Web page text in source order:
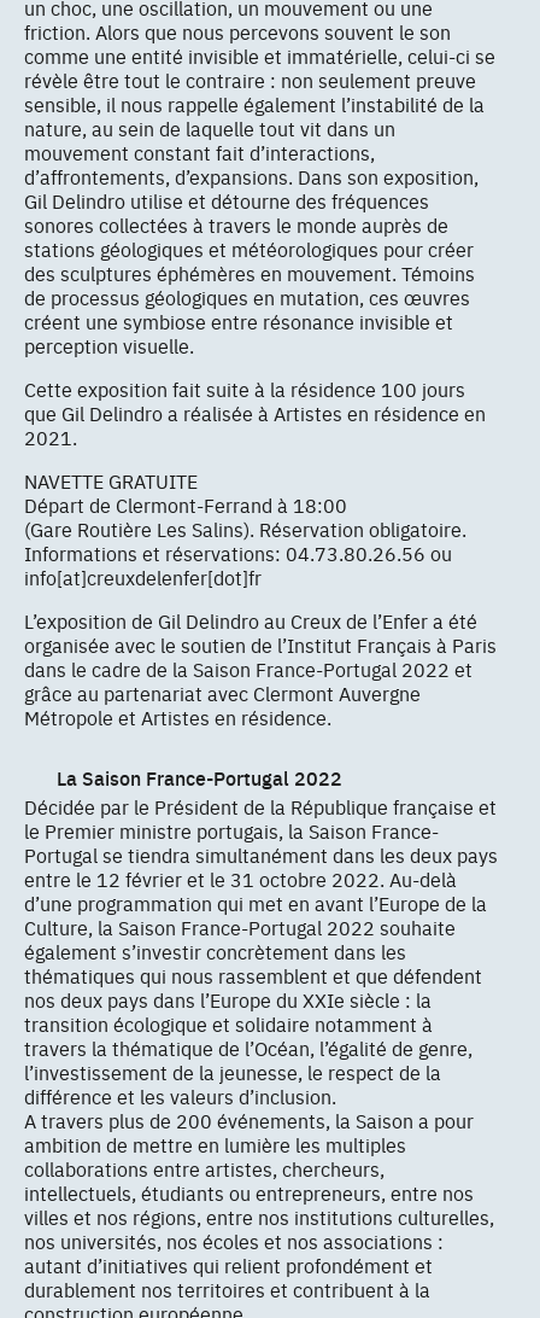
un choc, une oscillation, un mouvement ou une
friction. Alors que nous percevons souvent le son
comme une entité invisible et immatérielle, celui-ci se
révèle être tout le contraire : non seulement preuve
sensible, il nous rappelle également l’instabilité de la
nature, au sein de laquelle tout vit dans un
mouvement constant fait d’interactions,
d’affrontements, d’expansions. Dans son exposition,
Gil Delindro utilise et détourne des fréquences
sonores collectées à travers le monde auprès de
stations géologiques et météorologiques pour créer
des sculptures éphémères en mouvement. Témoins
de processus géologiques en mutation, ces œuvres
créent une symbiose entre résonance invisible et
perception visuelle.
Cette exposition fait suite à la résidence 100 jours
que Gil Delindro a réalisée à Artistes en résidence en
2021.
NAVETTE GRATUITE
Départ de Clermont-Ferrand à 18:00
(Gare Routière Les Salins). Réservation obligatoire.
Informations et réservations: 04.73.80.26.56 ou
info[at]creuxdelenfer[dot]fr
L’exposition de Gil Delindro au Creux de l’Enfer a été
organisée avec le soutien de l’Institut Français à Paris
dans le cadre de la Saison France-Portugal 2022 et
grâce au partenariat avec Clermont Auvergne
Métropole et Artistes en résidence.
La Saison France-Portugal 2022
Décidée par le Président de la République française et
le Premier ministre portugais, la Saison France-
Portugal se tiendra simultanément dans les deux pays
entre le 12 février et le 31 octobre 2022. Au-delà
d’une programmation qui met en avant l’Europe de la
Culture, la Saison France-Portugal 2022 souhaite
également s’investir concrètement dans les
thématiques qui nous rassemblent et que défendent
nos deux pays dans l’Europe du XXIe siècle : la
transition écologique et solidaire notamment à
travers la thématique de l’Océan, l’égalité de genre,
l’investissement de la jeunesse, le respect de la
différence et les valeurs d’inclusion.
A travers plus de 200 événements, la Saison a pour
ambition de mettre en lumière les multiples
collaborations entre artistes, chercheurs,
intellectuels, étudiants ou entrepreneurs, entre nos
villes et nos régions, entre nos institutions culturelles,
nos universités, nos écoles et nos associations :
autant d’initiatives qui relient profondément et
durablement nos territoires et contribuent à la